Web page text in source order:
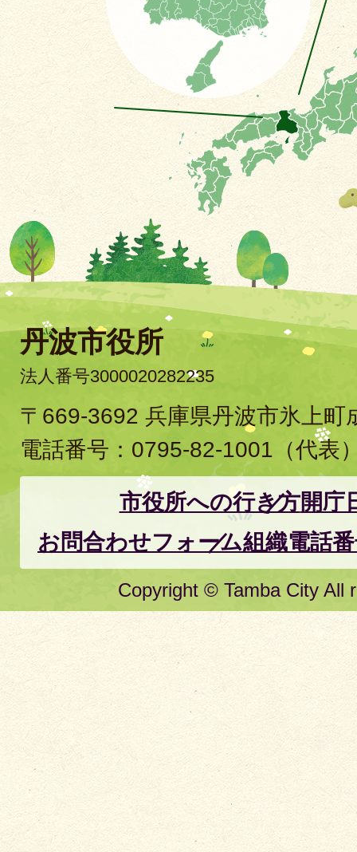
丹波市役所
法人番号3000020282235
〒669-3692 兵庫県丹波市氷上町
電話番号： 0795-82-1001 （代表
市役所への行き方開庁
お問合わせフォーム組織電話
Copyright © Tamba City All